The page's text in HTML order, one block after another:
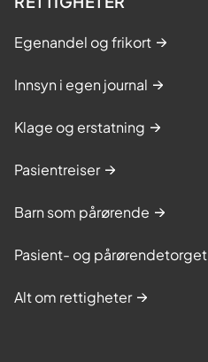
Egenandel og frikort
Innsyn i egen journal
Klage og erstatning
Pasientreiser
Barn som pårørende
Pasient- og pårørendetorget
Alt om rettigheter